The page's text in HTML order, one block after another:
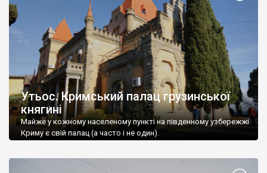
Утьос. Кримський палац грузинської
княгині
Майже у кожному населеному пункті на південному узбережжі
Криму є свій палац (а часто і не один).